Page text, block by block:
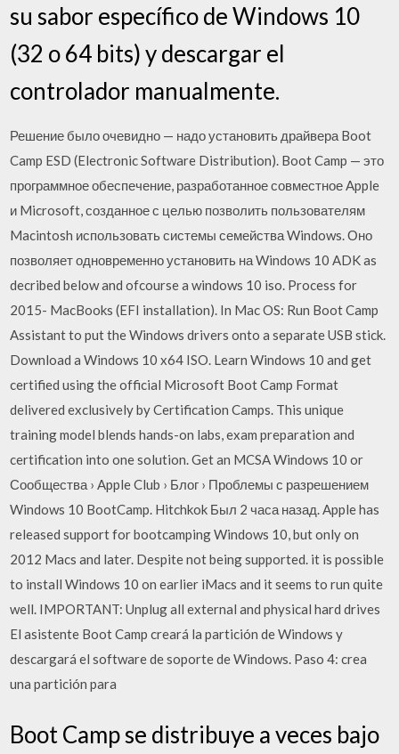
su sabor específico de Windows 10
(32 o 64 bits) y descargar el
controlador manualmente.
Решение было очевидно — надо установить драйвера Boot
Camp ESD (Electronic Software Distribution). Boot Camp — это
программное обеспечение, разработанное совместное Apple
и Microsoft, созданное с целью позволить пользователям
Macintosh использовать системы семейства Windows. Оно
позволяет одновременно установить на Windows 10 ADK as
decribed below and ofcourse a windows 10 iso. Process for
2015- MacBooks (EFI installation). In Mac OS: Run Boot Camp
Assistant to put the Windows drivers onto a separate USB stick.
Download a Windows 10 x64 ISO. Learn Windows 10 and get
certified using the official Microsoft Boot Camp Format
delivered exclusively by Certification Camps. This unique
training model blends hands-on labs, exam preparation and
certification into one solution. Get an MCSA Windows 10 or
Сообщества › Apple Club › Блог › Проблемы с разрешением
Windows 10 BootCamp. Hitchkok Был 2 часа назад. Apple has
released support for bootcamping Windows 10, but only on
2012 Macs and later. Despite not being supported. it is possible
to install Windows 10 on earlier iMacs and it seems to run quite
well. IMPORTANT: Unplug all external and physical hard drives
El asistente Boot Camp creará la partición de Windows y
descargará el software de soporte de Windows. Paso 4: crea
una partición para
Boot Camp se distribuye a veces bajo